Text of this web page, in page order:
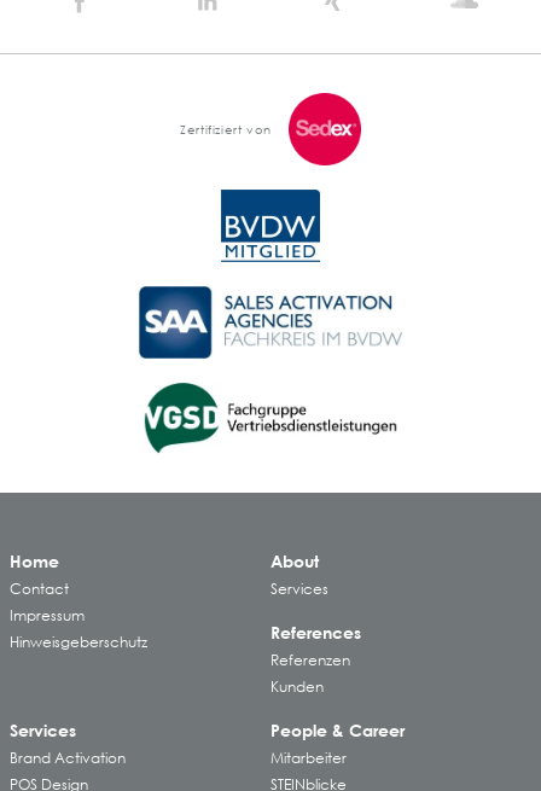
@
@
@
@
Zertifiziert von
Home
Contact
Impressum
Hinweisgeberschutz
About
Services
References
Referenzen
Kunden
Services
Brand Activation
POS Design
People & Career
Mitarbeiter
STEINblicke